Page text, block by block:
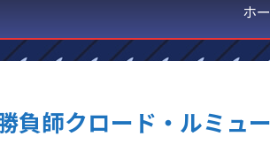
ホ
負師クロード・ルミュ